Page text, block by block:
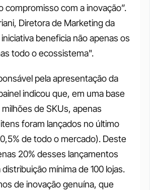
compromisso com a inovação”.
Diretora de Marketing da
beneficia não apenas os
todo o ecossistema".
pela apresentação da
indicou que, em uma base
de SKUs, apenas
foram lançados no último
de todo o mercado). Deste
20% desses lançamentos
mínima de 100 lojas.
de inovação genuína, que